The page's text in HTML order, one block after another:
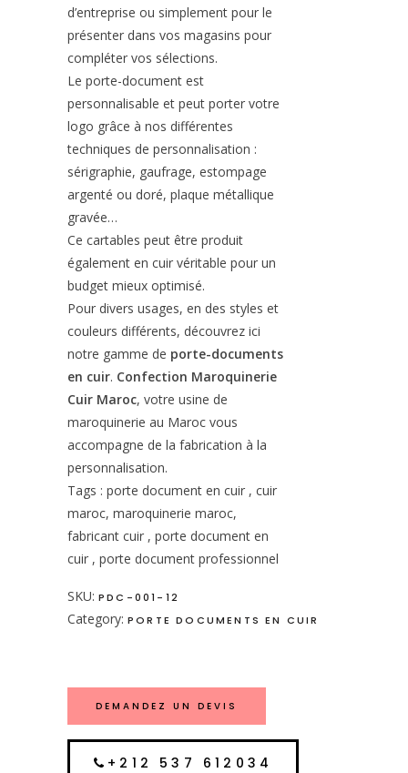
d’entreprise ou simplement pour le
présenter dans vos magasins pour
compléter vos sélections.
Le porte-document est
personnalisable et peut porter votre
logo grâce à nos différentes
techniques de personnalisation :
sérigraphie, gaufrage, estompage
argenté ou doré, plaque métallique
gravée…
Ce cartables peut être produit
également en cuir véritable pour un
budget mieux optimisé.
Pour divers usages, en des styles et
couleurs différents, découvrez ici
notre gamme de porte-documents
en cuir. Confection Maroquinerie
Cuir Maroc, votre usine de
maroquinerie au Maroc vous
accompagne de la fabrication à la
personnalisation.
Tags : porte document en cuir , cuir
maroc, maroquinerie maroc,
fabricant cuir , porte document en
cuir , porte document professionnel
SKU: PDC-001-12
Category: PORTE DOCUMENTS EN CUIR
DEMANDEZ UN DEVIS
+212 537 612034